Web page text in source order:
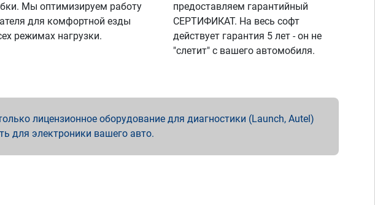
Мы оптимизируем работу
для комфортной езды
режимах нагрузки.
предоставляем гарантийный
СЕРТИФИКАТ. На весь софт
действует гарантия 5 лет - он не
"слетит" с вашего автомобиля.
лицензионное оборудование для диагностики (Launch, Autel)
для электроники вашего авто.